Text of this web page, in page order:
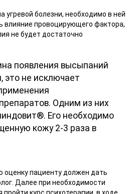
угревой болезни, необходимо в ней
влияние провоцирующего фактора,
не будет достаточно
появления высыпаний
это не исключает
Одним из них
Его необходимо
кожу 2-3 раза в
оценку пациенту должен дать
Далее при необходимости